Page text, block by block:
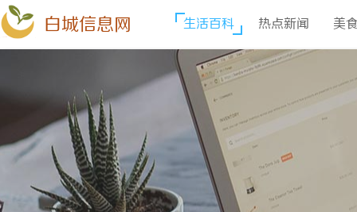
白城信息网 生活百科 热点新闻 美